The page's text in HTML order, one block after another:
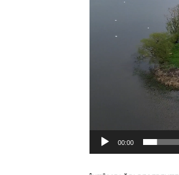
00:00